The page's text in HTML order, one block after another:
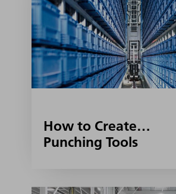
How to Create…
Punching Tools